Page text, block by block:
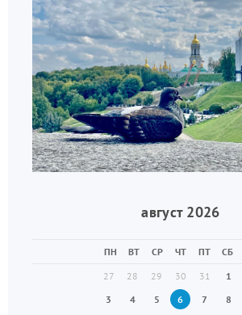
август 2026
ПН ВТ СР ЧТ ПТ СБ
27
28 29 30 31 1
3
4 5 6 7 8